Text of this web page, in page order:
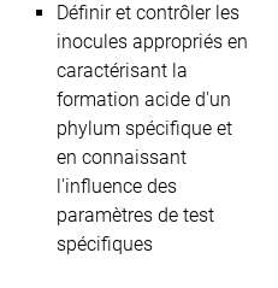
Définir et contrôler les
inocules appropriés en
caractérisant la
formation acide d'un
phylum spécifique et
en connaissant
l'influence des
paramètres de test
spécifiques